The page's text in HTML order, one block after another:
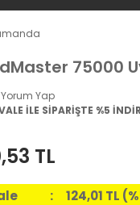
75000
Yap
İLE SİPARİŞTE %5
TL
124,01 TL